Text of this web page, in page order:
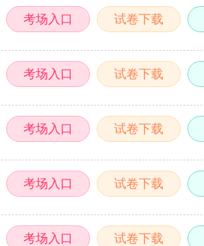
考场入口 试卷下载
考场入口 试卷下载
考场入口 试卷下载
考场入口 试卷下载
考场入口 试卷下载